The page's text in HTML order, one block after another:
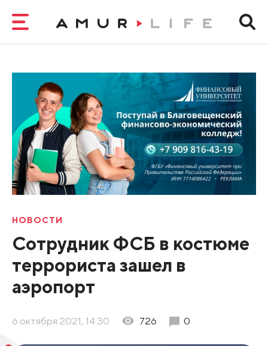
НОВОСТИ
Сотрудник ФСБ в костюме
террориста зашел в
аэропорт
6 октября 2021, 14:30 726 0